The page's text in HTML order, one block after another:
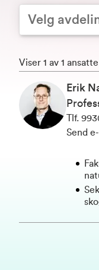
Velg
Viser 1 av 1 ansatte
Erik
Tlf.
Send